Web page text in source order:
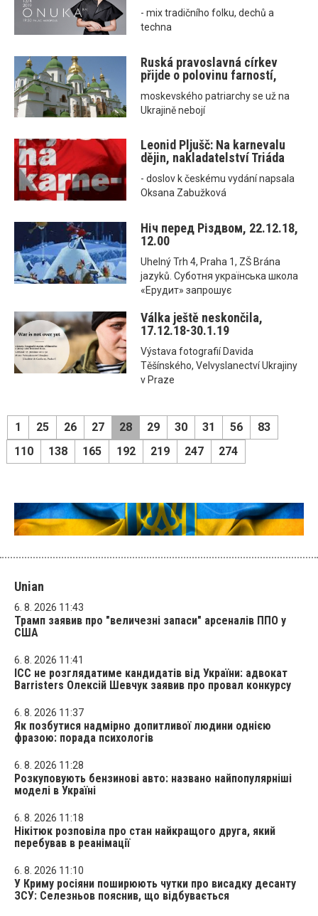
- mix tradičního folku, dechů a
techna
Ruská pravoslavná církev
přijde o polovinu farností,
moskevského patriarchy se už na
Ukrajině nebojí
Leonid Pljušč: Na karnevalu
dějin, nakladatelství Triáda
- doslov k českému vydání napsala
Oksana Zabužková
Ніч перед Різдвом, 22.12.18,
12.00
Uhelný Trh 4, Praha 1, ZŠ Brána
jazyků. Суботня українська школа
«Ерудит» запрошує
Válka ještě neskončila,
17.12.18-30.1.19
Výstava fotografií Davida
Těšínského, Velvyslanectví Ukrajiny
v Praze
1 25 26 27 28 29 30 31 56
83
110
138 165 192 219 247 274
Unian
6. 8. 2026 11:43
Трамп заявив про "величезні запаси" арсеналів ППО у
США
6. 8. 2026 11:41
ICC не розглядатиме кандидатів від України: адвокат
Barristers Олексій Шевчук заявив про провал конкурсу
6. 8. 2026 11:37
Як позбутися надмірно допитливої людини однією
фразою: порада психологів
6. 8. 2026 11:28
Розкуповують бензинові авто: названо найпопулярніші
моделі в Україні
6. 8. 2026 11:18
Нікітюк розповіла про стан найкращого друга, який
перебував в реанімації
6. 8. 2026 11:10
У Криму росіяни поширюють чутки про висадку десанту
ЗСУ: Селезньов пояснив, що відбувається